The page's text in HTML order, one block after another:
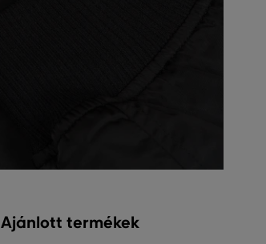
Ajánlott termékek